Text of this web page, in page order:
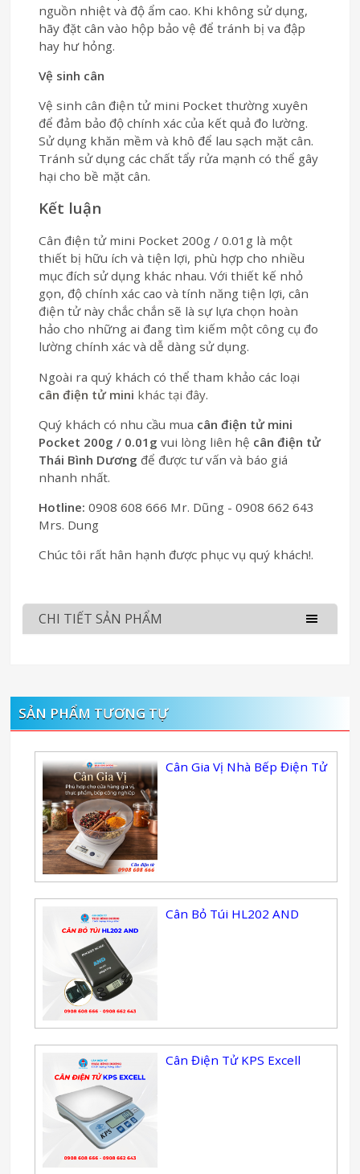
nguồn nhiệt và độ ẩm cao. Khi không sử dụng,
hãy đặt cân vào hộp bảo vệ để tránh bị va đập
hay hư hỏng.
Vệ sinh cân
Vệ sinh cân điện tử mini Pocket thường xuyên
để đảm bảo độ chính xác của kết quả đo lường.
Sử dụng khăn mềm và khô để lau sạch mặt cân.
Tránh sử dụng các chất tẩy rửa mạnh có thể gây
hại cho bề mặt cân.
Kết luận
Cân điện tử mini Pocket 200g / 0.01g là một
thiết bị hữu ích và tiện lợi, phù hợp cho nhiều
mục đích sử dụng khác nhau. Với thiết kế nhỏ
gọn, độ chính xác cao và tính năng tiện lợi, cân
điện tử này chắc chắn sẽ là sự lựa chọn hoàn
hảo cho những ai đang tìm kiếm một công cụ đo
lường chính xác và dễ dàng sử dụng.
Ngoài ra quý khách có thể tham khảo các loại
cân điện tử mini khác tại đây.
Quý khách có nhu cầu mua cân điện tử mini
Pocket 200g / 0.01g vui lòng liên hệ cân điện tử
Thái Bình Dương để được tư vấn và báo giá
nhanh nhất.
Hotline:0908 608 666 Mr. Dũng - 0908 662 643
Mrs. Dung
Chúc tôi rất hân hạnh được phục vụ quý khách!.
CHI TIẾT SẢN PHẨM
SẢN PHẨM TƯƠNG TỰ
Cân Gia Vị Nhà Bếp Điện Tử
Cân Bỏ Túi HL202 AND
Cân Điện Tử KPS Excell